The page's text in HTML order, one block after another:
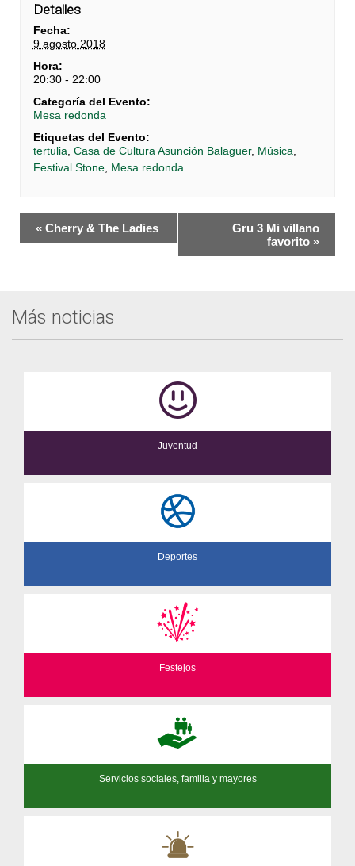
Detalles
Fecha:
9 agosto 2018
Hora:
20:30 - 22:00
Categoría del Evento:
Mesa redonda
Etiquetas del Evento:
tertulia Casa de Cultura Asunción Balaguer, Música
Festival Stone, Mesa redonda
Navegación
del
« Cherry & The Ladies
Gru 3 Mi villano
favorito »
Más noticias
Juventud
Deportes
Festejos
Servicios sociales, familia y mayores